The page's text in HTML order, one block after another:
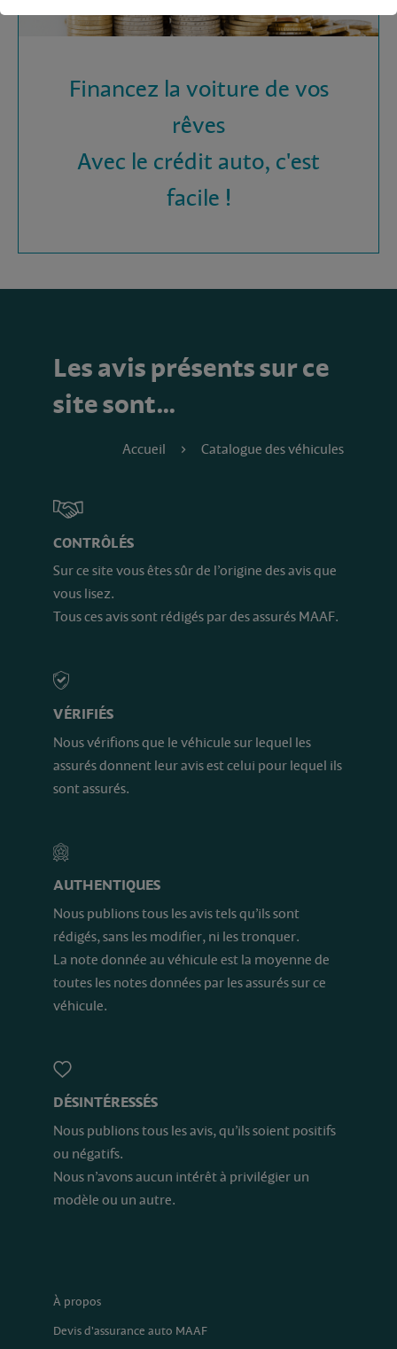
Financez la voiture de vos
rêves
Avec le crédit auto, c'est
facile !
Les avis présents sur ce
site sont…
Accueil Catalogue des véhicules
CONTRÔLÉS
Sur ce site vous êtes sûr de l’origine des avis que
vous lisez.
Tous ces avis sont rédigés par des assurés MAAF.
VÉRIFIÉS
Nous vérifions que le véhicule sur lequel les
assurés donnent leur avis est celui pour lequel ils
sont assurés.
AUTHENTIQUES
Nous publions tous les avis tels qu’ils sont
rédigés, sans les modifier, ni les tronquer.
La note donnée au véhicule est la moyenne de
toutes les notes données par les assurés sur ce
véhicule.
DÉSINTÉRESSÉS
Nous publions tous les avis, qu’ils soient positifs
ou négatifs.
Nous n’avons aucun intérêt à privilégier un
modèle ou un autre.
À propos
Devis d'assurance auto MAAF